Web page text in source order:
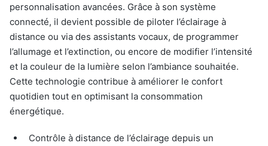
personnalisation avancées. Grâce à son système
connecté, il devient possible de piloter l’éclairage à
distance ou via des assistants vocaux, de programmer
l’allumage et l’extinction, ou encore de modifier l’intensité
et la couleur de la lumière selon l’ambiance souhaitée.
Cette technologie contribue à améliorer le confort
quotidien tout en optimisant la consommation
énergétique.
Contrôle à distance de l’éclairage depuis un